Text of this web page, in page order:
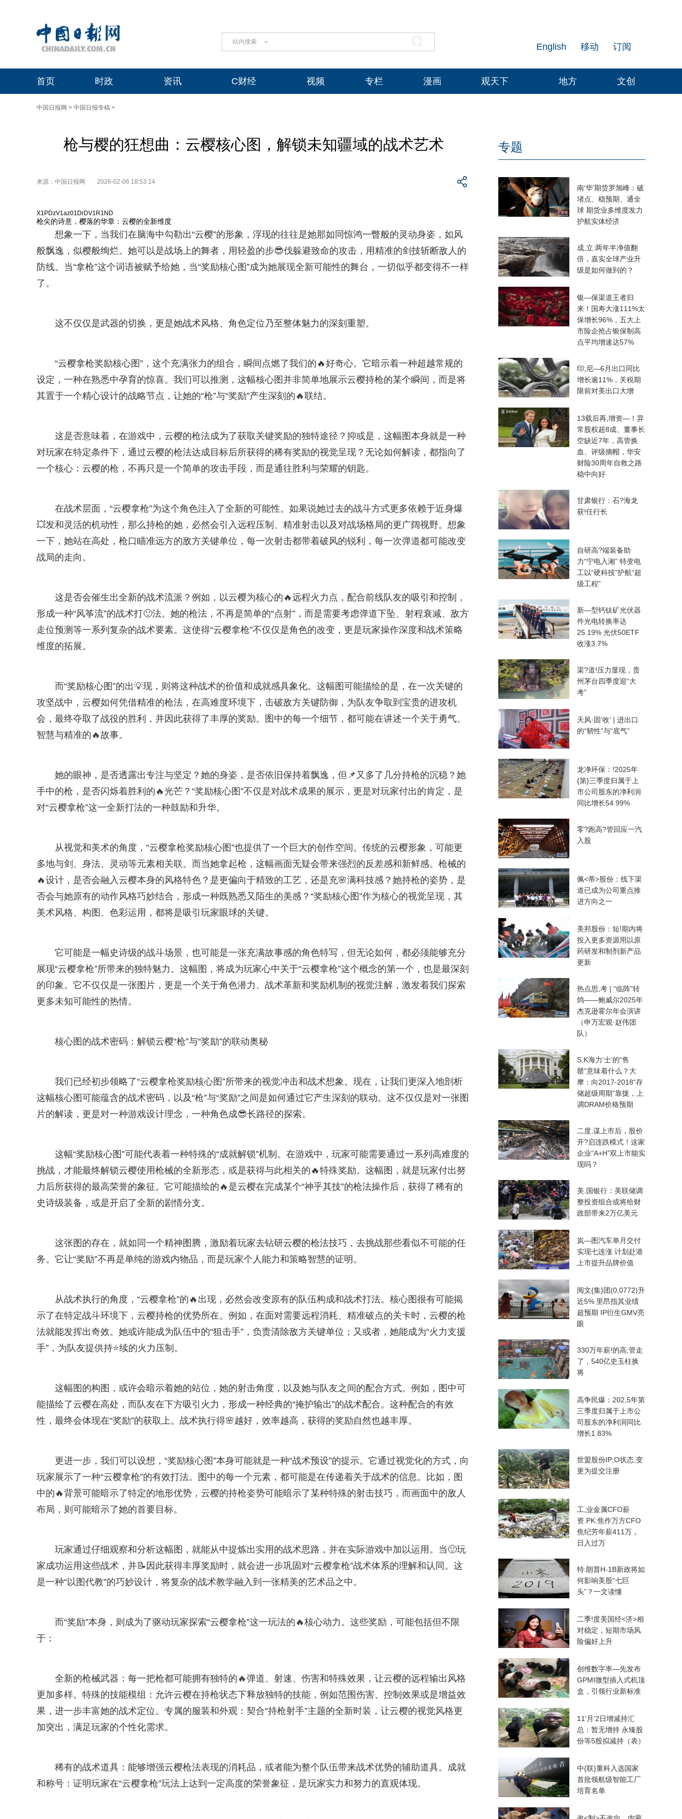
站内搜索 订阅
移动
English
首页 时政 资讯 C财经 视频 专栏 漫画 观天下 地方 文创
中国日报网 > 中国日报专稿 >
枪与樱的狂想曲：云樱核心图，解锁未知疆域的战术艺术
来源：中国日报网 2026-02-06 18:53:14
X1PDzV1az01DrDV1R1ND
枪尖的诗意，樱落的华章：云樱的全新维度
想象一下，当我们在脑海中勾勒出“云樱”的形象，浮现的往往是她那如同惊鸿一瞥般的灵动身姿，如风
般飘逸，似樱般绚烂。她可以是战场上的舞者，用轻盈的步😎伐躲避致命的攻击，用精准的剑技斩断敌人的
防线。当“拿枪”这个词语被赋予给她，当“奖励核心图”成为她展现全新可能性的舞台，一切似乎都变得不一样
了。
这不仅仅是武器的切换，更是她战术风格、角色定位乃至整体魅力的深刻重塑。
“云樱拿枪奖励核心图”，这个充满张力的组合，瞬间点燃了我们的🔥好奇心。它暗示着一种超越常规的
设定，一种在熟悉中孕育的惊喜。我们可以推测，这幅核心图并非简单地展示云樱持枪的某个瞬间，而是将
其置于一个精心设计的战略节点，让她的“枪”与“奖励”产生深刻的🔥联结。
这是否意味着，在游戏中，云樱的枪法成为了获取关键奖励的独特途径？抑或是，这幅图本身就是一种
对玩家在特定条件下，通过云樱的枪法达成目标后所获得的稀有奖励的视觉呈现？无论如何解读，都指向了
一个核心：云樱的枪，不再只是一个简单的攻击手段，而是通往胜利与荣耀的钥匙。
在战术层面，“云樱拿枪”为这个角色注入了全新的可能性。如果说她过去的战斗方式更多依赖于近身爆
💥发和灵活的机动性，那么持枪的她，必然会引入远程压制、精准射击以及对战场格局的更广阔视野。想象
一下，她站在高处，枪口瞄准远方的敌方关键单位，每一次射击都带着破风的锐利，每一次弹道都可能改变
战局的走向。
这是否会催生出全新的战术流派？例如，以云樱为核心的🔥远程火力点，配合前线队友的吸引和控制，
形成一种“风筝流”的战术打🙂法。她的枪法，不再是简单的“点射”，而是需要考虑弹道下坠、射程衰减、敌方
走位预测等一系列复杂的战术要素。这使得“云樱拿枪”不仅仅是角色的改变，更是玩家操作深度和战术策略
维度的拓展。
而“奖励核心图”的出💡现，则将这种战术的价值和成就感具象化。这幅图可能描绘的是，在一次关键的
攻坚战中，云樱如何凭借精准的枪法，在高难度环境下，击破敌方关键防御，为队友争取到宝贵的进攻机
会，最终夺取了战役的胜利，并因此获得了丰厚的奖励。图中的每一个细节，都可能在讲述一个关于勇气、
智慧与精准的🔥故事。
她的眼神，是否透露出专注与坚定？她的身姿，是否依旧保持着飘逸，但📌又多了几分持枪的沉稳？她
手中的枪，是否闪烁着胜利的🔥光芒？“奖励核心图”不仅是对战术成果的展示，更是对玩家付出的肯定，是
对“云樱拿枪”这一全新打法的一种鼓励和升华。
从视觉和美术的角度，“云樱拿枪奖励核心图”也提供了一个巨大的创作空间。传统的云樱形象，可能更
多地与剑、身法、灵动等元素相关联。而当她拿起枪，这幅画面无疑会带来强烈的反差感和新鲜感。枪械的
🔥设计，是否会融入云樱本身的风格特色？是更偏向于精致的工艺，还是充🌸满科技感？她持枪的姿势，是
否会与她原有的动作风格巧妙结合，形成一种既熟悉又陌生的美感？“奖励核心图”作为核心的视觉呈现，其
美术风格、构图、色彩运用，都将是吸引玩家眼球的关键。
它可能是一幅史诗级的战斗场景，也可能是一张充满故事感的角色特写，但无论如何，都必须能够充分
展现“云樱拿枪”所带来的独特魅力。这幅图，将成为玩家心中关于“云樱拿枪”这个概念的第一个，也是最深刻
的印象。它不仅仅是一张图片，更是一个关于角色潜力、战术革新和奖励机制的视觉注解，激发着我们探索
更多未知可能性的热情。
核心图的战术密码：解锁云樱“枪”与“奖励”的联动奥秘
我们已经初步领略了“云樱拿枪奖励核心图”所带来的视觉冲击和战术想象。现在，让我们更深入地剖析
这幅核心图可能蕴含的战术密码，以及“枪”与“奖励”之间是如何通过它产生深刻的联动。这不仅仅是对一张图
片的解读，更是对一种游戏设计理念，一种角色成😎长路径的探索。
这幅“奖励核心图”可能代表着一种特殊的“成就解锁”机制。在游戏中，玩家可能需要通过一系列高难度的
挑战，才能最终解锁云樱使用枪械的全新形态，或是获得与此相关的🔥特殊奖励。这幅图，就是玩家付出努
力后所获得的最高荣誉的象征。它可能描绘的🔥是云樱在完成某个“神乎其技”的枪法操作后，获得了稀有的
史诗级装备，或是开启了全新的剧情分支。
这张图的存在，就如同一个精神图腾，激励着玩家去钻研云樱的枪法技巧，去挑战那些看似不可能的任
务。它让“奖励”不再是单纯的游戏内物品，而是玩家个人能力和策略智慧的证明。
从战术执行的角度，“云樱拿枪”的🔥出现，必然会改变原有的队伍构成和战术打法。核心图很有可能揭
示了在特定战斗环境下，云樱持枪的优势所在。例如，在面对需要远程消耗、精准破点的关卡时，云樱的枪
法就能发挥出奇效。她或许能成为队伍中的“狙击手”，负责清除敌方关键单位；又或者，她能成为“火力支援
手”，为队友提供持⭐续的火力压制。
这幅图的构图，或许会暗示着她的站位，她的射击角度，以及她与队友之间的配合方式。例如，图中可
能描绘了云樱在高处，而队友在下方吸引火力，形成一种经典的“掩护输出”的战术配合。这种配合的有效
性，最终会体现在“奖励”的获取上。战术执行得🌸越好，效率越高，获得的奖励自然也越丰厚。
更进一步，我们可以设想，“奖励核心图”本身可能就是一种“战术预设”的提示。它通过视觉化的方式，向
玩家展示了一种“云樱拿枪”的有效打法。图中的每一个元素，都可能是在传递着关于战术的信息。比如，图
中的🔥背景可能暗示了特定的地形优势，云樱的持枪姿势可能暗示了某种特殊的射击技巧，而画面中的敌人
布局，则可能暗示了她的首要目标。
玩家通过仔细观察和分析这幅图，就能从中提炼出实用的战术思路，并在实际游戏中加以运用。当🙂玩
家成功运用这些战术，并📝因此获得丰厚奖励时，就会进一步巩固对“云樱拿枪”战术体系的理解和认同。这
是一种“以图代教”的巧妙设计，将复杂的战术教学融入到一张精美的艺术品之中。
而“奖励”本身，则成为了驱动玩家探索“云樱拿枪”这一玩法的🔥核心动力。这些奖励，可能包括但不限
于：
全新的枪械武器：每一把枪都可能拥有独特的🔥弹道、射速、伤害和特殊效果，让云樱的远程输出风格
更加多样。特殊的技能模组：允许云樱在持枪状态下释放独特的技能，例如范围伤害、控制效果或是增益效
果，进一步丰富她的战术定位。专属的服装和外观：契合“持枪射手”主题的全新时装，让云樱的视觉风格更
加突出，满足玩家的个性化需求。
稀有的战术道具：能够增强云樱枪法表现的消耗品，或者能为整个队伍带来战术优势的辅助道具。成就
和称号：证明玩家在“云樱拿枪”玩法上达到一定高度的荣誉象征，是玩家实力和努力的直观体现。
专题
南‘华’期货罗旭峰：破
堵点、稳预期、通全
球 期货业多维度发力
护航实体经济
成,立.两年半净值翻
倍，嘉实全球产业升
级是如何做到的？
银—保渠道王者归
来！国寿大涨111%太
保增长96%，五大上
市险企抢占银保制高
点平均增速达57%
印;尼—6月出口同比
增长逾11%，关税期
限前对美出口大增
13载后再,增资—！异
常股权超8成、董事长
空缺近7年，高管换
血、评级摘帽，华安
财险30周年自救之路
稳中向好
甘肃银行：石?海龙
获!任行长
自研高?端装备助
力“宁电入湘” 特变电
工以“硬科技”护航“超
级工程”
新—型钙钛矿光伏器
件光电转换率达
25.19% 光伏50ETF
收涨3.7%
渠?道!压力显现，贵
州茅台四季度迎“大
考”
天风·固‘收’ | 进出口
的“韧性”与“底气”
龙净环保：!2025年
{第}三季度归属于上
市公司股东的净利润
同比增长54.99%
零?跑高?管回应一汽
入股
佩<蒂>股份：线下渠
道已成为公司重点推
进方向之一
美邦股份：短!期内将
投入更多资源用以原
药研发和制剂新产品
更新
热点思,考 | “临阵”转
鸽——鲍威尔2025年
杰克逊霍尔年会演讲
（申万宏观·赵伟团
队）
S,K海力‘士’的“售
罄”意味着什么？大
摩：向2017-2018“存
储超级周期”靠拢，上
调DRAM价格预期
二度,谋上市后，股价
开?启连跌模式！这家
企业“A+H”双上市能实
现吗？
美.国银行：美联储调
整投资组合或将给财
政部带来2万亿美元
岚—图汽车单月交付
实现七连涨 计划赴港
上市提升品牌价值
阅文{集}团(0,0772)升
近5% 里昂指其业绩
超预期 IP衍生GMV亮
眼
330万年薪!的高;管走
了，540亿史玉柱换
将
高争民爆：202,5年第
三季度归属于上市公
司股东的净利润同比
增长1.83%
世盟股份IP;O状态,变
更为提交注册
工,业金属CFO薪
资.PK:焦作万方CFO
焦纪芳年薪411万，
日入过万
特:朗普H-1B新政将如
何影响美股“七巨
头”？一文读懂
二季!度美国经<济>相
对稳定，短期市场风
险偏好上升
创维数字率—先发布
GPMI微型插入式机顶
盒，引领行业新标准
11‘月’2日增减持汇
总：暂无增持 永臻股
份等5股拟减持（表）
中{联}重科入选国家
首批领航级智能工厂
培育名单